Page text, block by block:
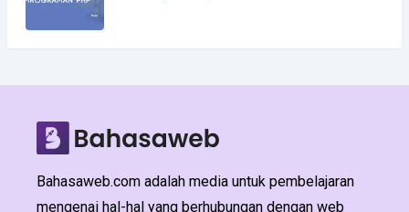
Bahasaweb.com adalah media untuk pembelajaran
mengenai hal-hal yang berhubungan dengan web